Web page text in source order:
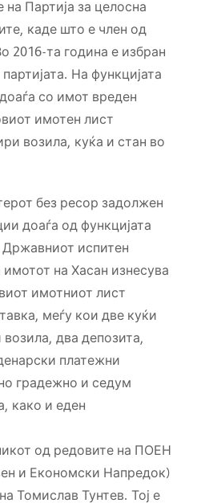
на Партија за целосна
каде што е член од
2016-та година е избран
На функцијата
со имот вреден
имотен лист
возила, куќа и стан во
без ресор задолжен
доаѓа од функцијата
испитен
на Хасан изнесува
имотниот лист
меѓу кои две куќи
два депозита,
платежни
градежно и седум
како и еден
од редовите на ПОЕН
и Економски Напредок)
Томислав Тунтев. Тој е